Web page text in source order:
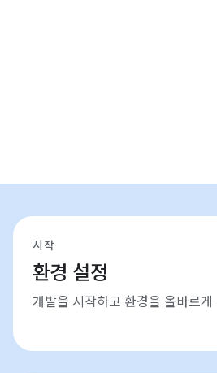
시작
환경 설정
개발을 시작하고 환경을 올바르게